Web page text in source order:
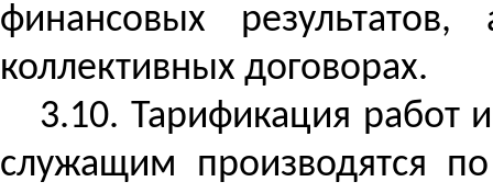
финансовых
коллективных договорах.
3.10. Тарификация работ
служащим производятся